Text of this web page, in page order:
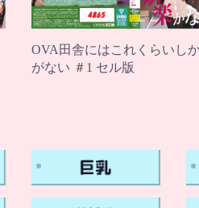
OVA田舎にはこれくらいし
がない ＃1 セル版